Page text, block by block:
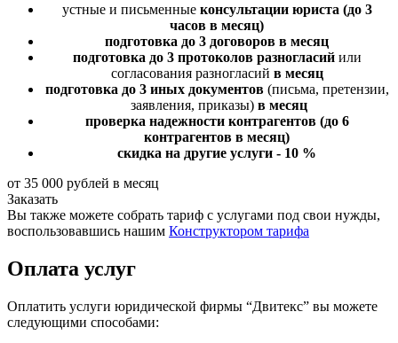
устные и письменные консультации юриста (до 3
часов в месяц)
подготовка до 3 договоров в месяц
подготовка до 3 протоколов разногласийили
согласования разногласий в месяц
подготовка до 3 иных документов(письма, претензии,
заявления, приказы) в месяц
проверка надежности контрагентов (до 6
контрагентов в месяц)
скидка на другие услуги - 10 %
от 35 000 рублей в месяц
Заказать
Вы также можете собрать тариф с услугами под свои нужды,
воспользовавшись нашим Конструктором тарифа
Оплата услуг
Оплатить услуги юридической фирмы “Двитекс” вы можете
следующими способами: